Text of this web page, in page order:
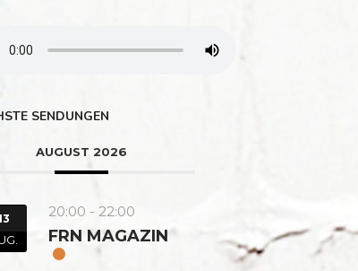
SENDUNGEN
AUGUST 2026
20:00 - 22:00
FRN MAGAZIN